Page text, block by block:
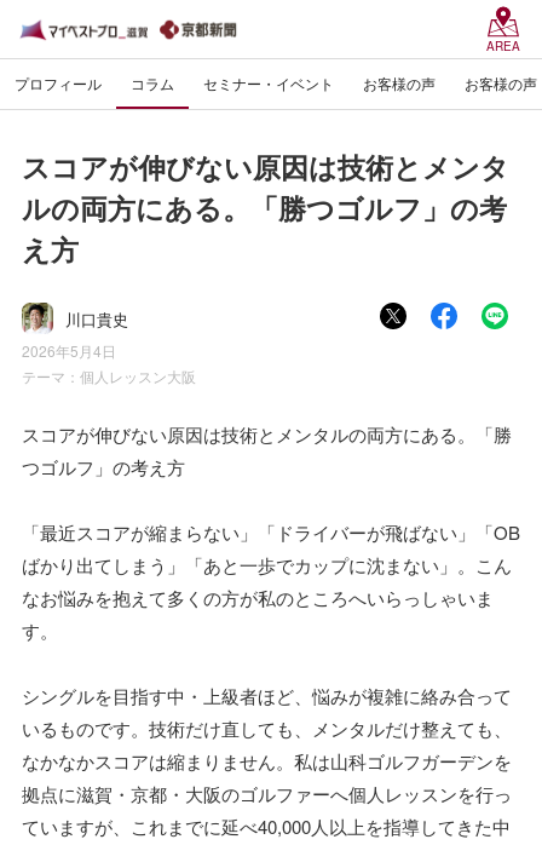
AREA
プロフィール コラム セミナー・イベント お客様の声 お客様の声
スコアが伸びない原因は技術とメンタ
ルの両方にある。「勝つゴルフ」の考
え方
川口貴史
2026年5月4日
テーマ： 個人レッスン大阪
スコアが伸びない原因は技術とメンタルの両方にある。「勝
つゴルフ」の考え方
「最近スコアが縮まらない」「ドライバーが飛ばない」「OB
ばかり出てしまう」「あと一歩でカップに沈まない」。こん
なお悩みを抱えて多くの方が私のところへいらっしゃいま
す。
シングルを目指す中・上級者ほど、悩みが複雑に絡み合って
いるものです。技術だけ直しても、メンタルだけ整えても、
なかなかスコアは縮まりません。私は山科ゴルフガーデンを
拠点に滋賀・京都・大阪のゴルファーへ個人レッスンを行っ
ていますが、これまでに延べ40,000人以上を指導してきた中